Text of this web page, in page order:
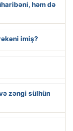
həm də
imiş?
zəngi sülhün